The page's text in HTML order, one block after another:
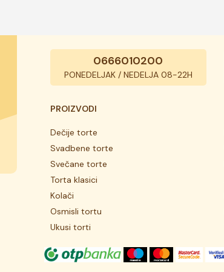
0666010200
PONEDELJAK / NEDELJA 08-22H
PROIZVODI
Dečije torte
Svadbene torte
Svečane torte
Torta klasici
Kolači
Osmisli tortu
Ukusi torti